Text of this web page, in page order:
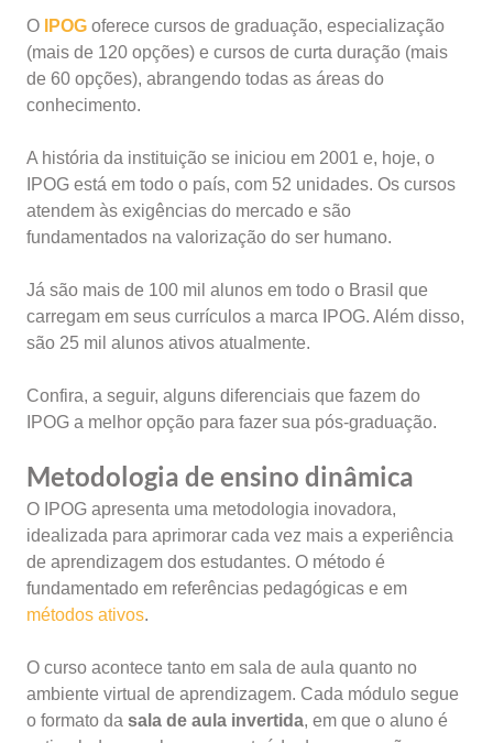
O IPOG oferece cursos de graduação, especialização
(mais de 120 opções) e cursos de curta duração (mais
de 60 opções), abrangendo todas as áreas do
conhecimento.
A história da instituição se iniciou em 2001 e, hoje, o
IPOG está em todo o país, com 52 unidades. Os cursos
atendem às exigências do mercado e são
fundamentados na valorização do ser humano.
Já são mais de 100 mil alunos em todo o Brasil que
carregam em seus currículos a marca IPOG. Além disso,
são 25 mil alunos ativos atualmente.
Confira, a seguir, alguns diferenciais que fazem do
IPOG a melhor opção para fazer sua pós-graduação.
Metodologia de ensino dinâmica
O IPOG apresenta uma metodologia inovadora,
idealizada para aprimorar cada vez mais a experiência
de aprendizagem dos estudantes. O método é
fundamentado em referências pedagógicas e em
métodos ativos.
O curso acontece tanto em sala de aula quanto no
ambiente virtual de aprendizagem. Cada módulo segue
o formato da sala de aula invertida, em que o aluno é